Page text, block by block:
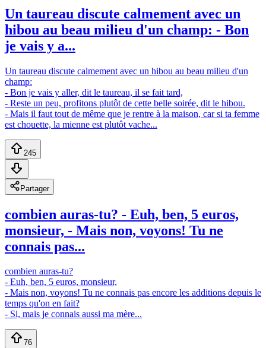
Un taureau discute calmement avec un
hibou au beau milieu d'un champ: - Bon
je vais y a...
Un taureau discute calmement avec un hibou au beau milieu d'un
champ:
- Bon je vais y aller, dit le taureau, il se fait tard,
- Reste un peu, profitons plutôt de cette belle soirée, dit le hibou.
- Mais il faut tout de même que je rentre à la maison, car si ta femme
est chouette, la mienne est plutôt vache...
245
Partager
combien auras-tu? - Euh, ben, 5 euros,
monsieur, - Mais non, voyons! Tu ne
connais pas...
combien auras-tu?
- Euh, ben, 5 euros, monsieur,
- Mais non, voyons! Tu ne connais pas encore les additions depuis le
temps qu'on en fait?
- Si, mais je connais aussi ma mère...
76